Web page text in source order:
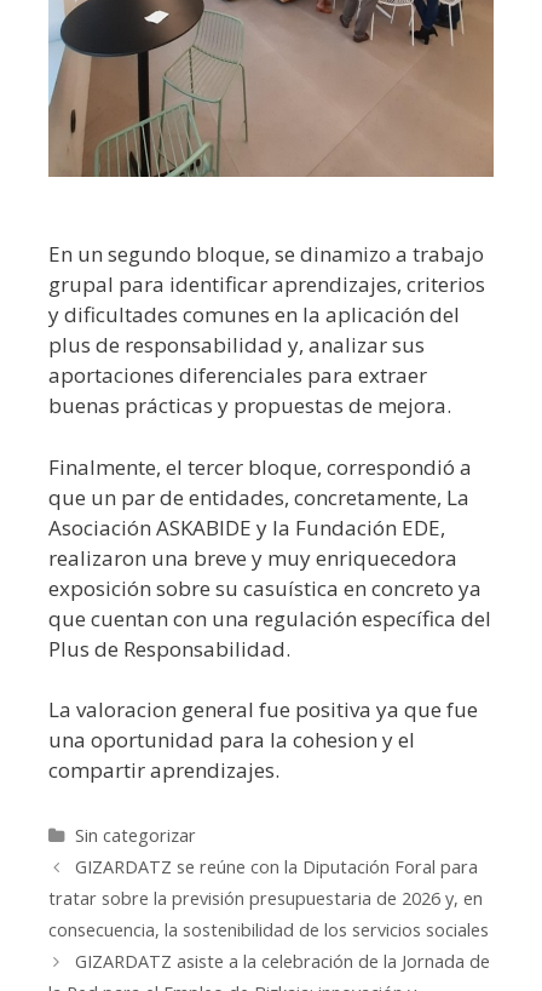
En un segundo bloque, se dinamizo a trabajo
grupal para identificar aprendizajes, criterios
y dificultades comunes en la aplicación del
plus de responsabilidad y, analizar sus
aportaciones diferenciales para extraer
buenas prácticas y propuestas de mejora.
Finalmente, el tercer bloque, correspondió a
que un par de entidades, concretamente, La
Asociación ASKABIDE y la Fundación EDE,
realizaron una breve y muy enriquecedora
exposición sobre su casuística en concreto ya
que cuentan con una regulación específica del
Plus de Responsabilidad.
La valoracion general fue positiva ya que fue
una oportunidad para la cohesion y el
compartir aprendizajes.
Categorías
Sin categorizar
GIZARDATZ se reúne con la Diputación Foral para
tratar sobre la previsión presupuestaria de 2026 y, en
consecuencia, la sostenibilidad de los servicios sociales
GIZARDATZ asiste a la celebración de la Jornada de